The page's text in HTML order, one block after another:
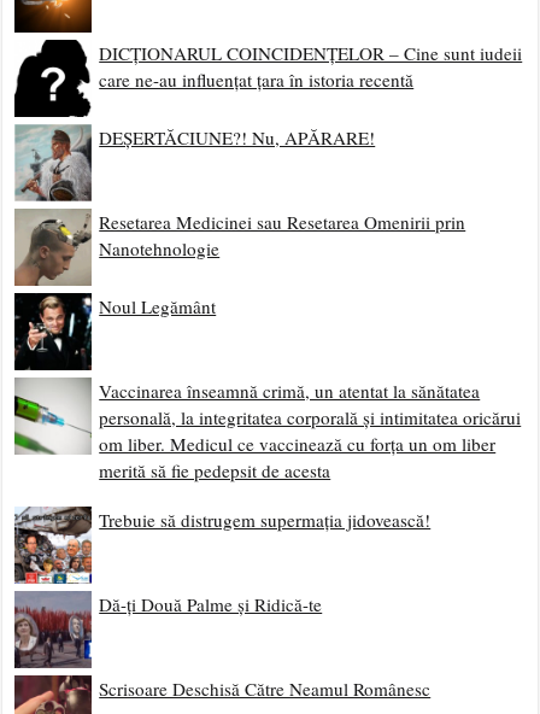
DICȚIONARUL COINCIDENȚELOR – Cine sunt iudeii
care ne-au influențat țara în istoria recentă
DEȘERTĂCIUNE?! Nu, APĂRARE!
Resetarea Medicinei sau Resetarea Omenirii prin
Nanotehnologie
Noul Legământ
Vaccinarea înseamnă crimă, un atentat la sănătatea
personală, la integritatea corporală și intimitatea oricărui
om liber. Medicul ce vaccinează cu forța un om liber
merită să fie pedepsit de acesta
Trebuie să distrugem supermația jidovească!
Dă-ți Două Palme și Ridică-te
Scrisoare Deschisă Către Neamul Românesc